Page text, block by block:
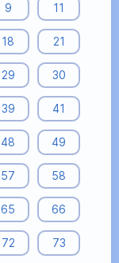
9 11
18 21
29 30
39 41
48 49
57 58
65 66
72 73